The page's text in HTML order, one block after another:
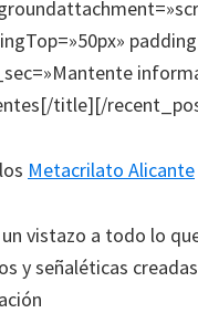
title][/
Metacrilato Alicante
un vistazo a todo lo
y señaléticas